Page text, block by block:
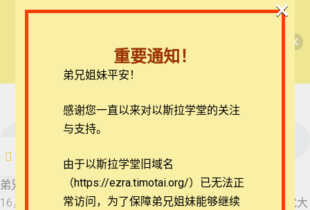
ezrahall@timotai.org
首页 每日读经/灵修 【西罗亚池灵修】但以理书
但以理书每日灵修
33 但以理书 5:13-16
34 但以理书 5:17-21
弟兄姐妹平安。我们今天一起来思想的经文是但以理书5:13-
16，13 但以理就被领到王前。王问但以理说：“你是被掳之犹大
重要通知！
弟兄姐妹平安！
感谢您一直以来对以斯拉学堂的关注
与支持。
由于以斯拉学堂旧域名
（https://ezra.timotai.org/）已无法正
常访问， 为了保障弟兄姐妹能够继续
×
查看课程